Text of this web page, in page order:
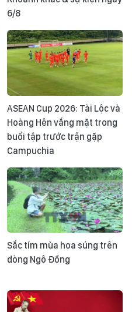
6/8
ASEAN Cup 2026: Tài Lộc và
Hoàng Hên vắng mặt trong
buổi tập trước trận gặp
Campuchia
Sắc tím mùa hoa súng trên
dòng Ngô Đồng